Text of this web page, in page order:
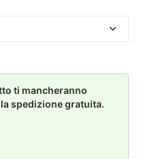
ti mancheranno
spedizione gratuita.